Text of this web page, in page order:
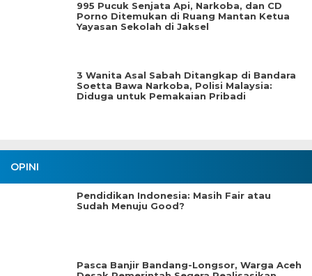
995 Pucuk Senjata Api, Narkoba, dan CD
Porno Ditemukan di Ruang Mantan Ketua
Yayasan Sekolah di Jaksel
3 Wanita Asal Sabah Ditangkap di Bandara
Soetta Bawa Narkoba, Polisi Malaysia:
Diduga untuk Pemakaian Pribadi
OPINI
Pendidikan Indonesia: Masih Fair atau
Sudah Menuju Good?
Pasca Banjir Bandang-Longsor, Warga Aceh